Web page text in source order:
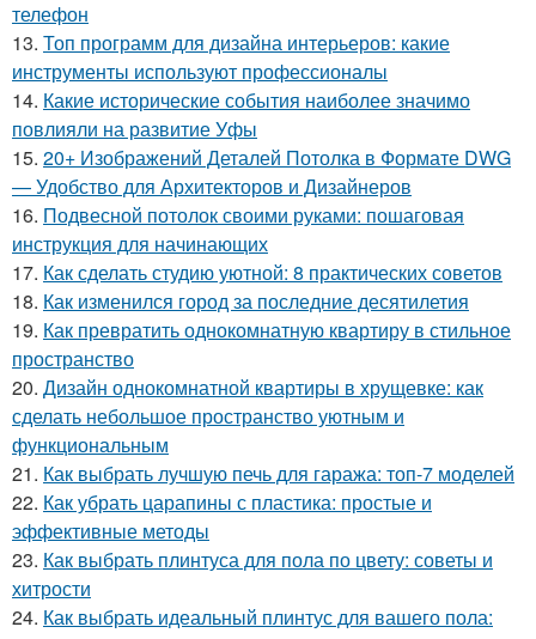
телефон
13. Топ программ для дизайна интерьеров: какие
инструменты используют профессионалы
14. Какие исторические события наиболее значимо
повлияли на развитие Уфы
15. 20+ Изображений Деталей Потолка в Формате DWG
— Удобство для Архитекторов и Дизайнеров
16. Подвесной потолок своими руками: пошаговая
инструкция для начинающих
17. Как сделать студию уютной: 8 практических советов
18. Как изменился город за последние десятилетия
19. Как превратить однокомнатную квартиру в стильное
пространство
20. Дизайн однокомнатной квартиры в хрущевке: как
сделать небольшое пространство уютным и
функциональным
21. Как выбрать лучшую печь для гаража: топ-7 моделей
22. Как убрать царапины с пластика: простые и
эффективные методы
23. Как выбрать плинтуса для пола по цвету: советы и
хитрости
24. Как выбрать идеальный плинтус для вашего пола: